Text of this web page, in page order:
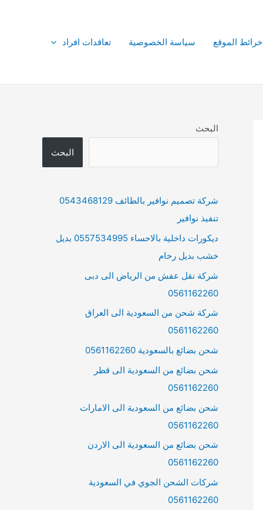
خرائط الموقع سياسة الخصوصية تعاقدات افراد
البحث
البحث
شركة تصميم نوافير بالطائف 0543468129
تنفيذ نوافير
ديكورات داخلية بالاحساء 0557534995 بديل
خشب بديل رخام
شركة نقل عفش من الرياض الى دبى
0561162260
شركة شحن من السعودية الى العراق
0561162260
شحن بضائع بالسعودية 0561162260
شحن بضائع من السعودية الى قطر
0561162260
شحن بضائع من السعودية الى الامارات
0561162260
شحن بضائع من السعودية الى الاردن
0561162260
شركات الشحن الجوي في السعودية
0561162260